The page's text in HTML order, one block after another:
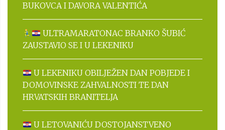
BUKOVCA I DAVORA VALENTIĆA
ULTRAMARATONAC BRANKO ŠUBIĆ
ZAUSTAVIO SE I U LEKENIKU
U LEKENIKU OBILJEŽEN DAN POBJEDE I
DOMOVINSKE ZAHVALNOSTI TE DAN
HRVATSKIH BRANITELJA
U LETOVANIĆU DOSTOJANSTVENO